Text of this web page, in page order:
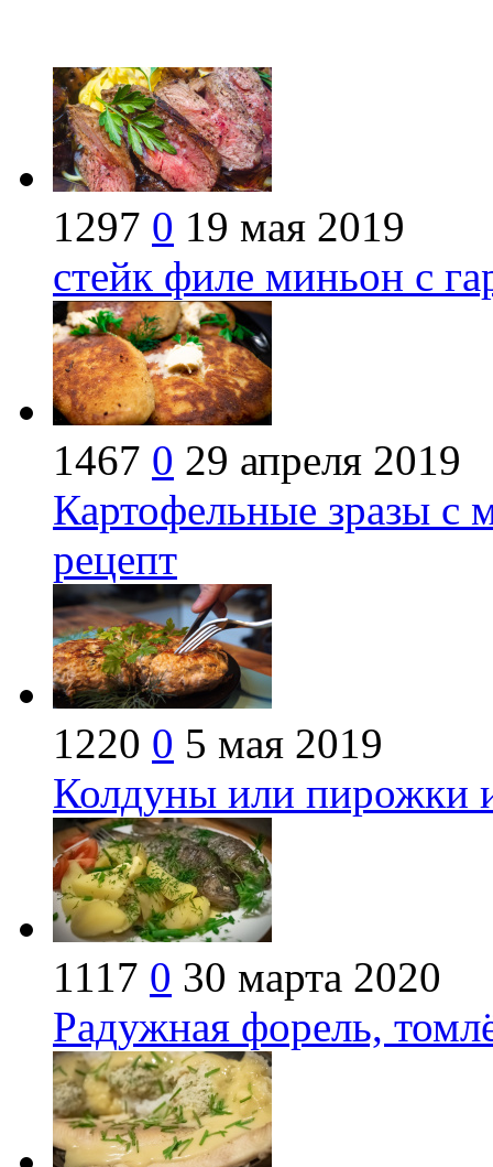
1297 0 19 мая 2019
стейк филе миньон с
1467 0 29 апреля 2019
Картофельные зразы с
рецепт
1220 0 5 мая 2019
Колдуны или пирожки
1117 0 30 марта 2020
Радужная форель,